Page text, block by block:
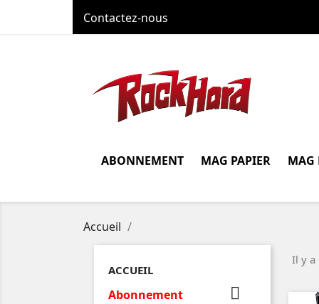
Contactez-nous
ABONNEMENT MAG PAPIER MAG
Accueil
ACCUEIL
Abonnement 
Il y a